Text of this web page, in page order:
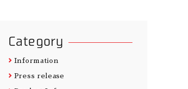
Category
Information
Press release